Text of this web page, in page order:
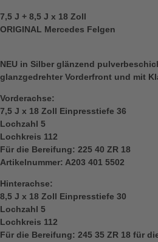
7,5 J + 8,5 J x 18 Zoll
ORIGINAL Mercedes Felgen
NEU in Silber glänzend
glanzgedrehter Vorderfront und mit
Vorderachse:
7,5 J x 18 Zoll Einpresstiefe 36
Lochzahl 5
Lochkreis 112
Für die Bereifung: 225 40 ZR 18
Artikelnummer: A203 401 5502
Hinterachse:
8,5 J x 18 Zoll Einpresstiefe 30
Lochzahl 5
Lochkreis 112
Für die Bereifung: 245 35 ZR 18 für